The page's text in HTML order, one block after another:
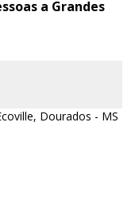
a Grandes
Dourados - MS